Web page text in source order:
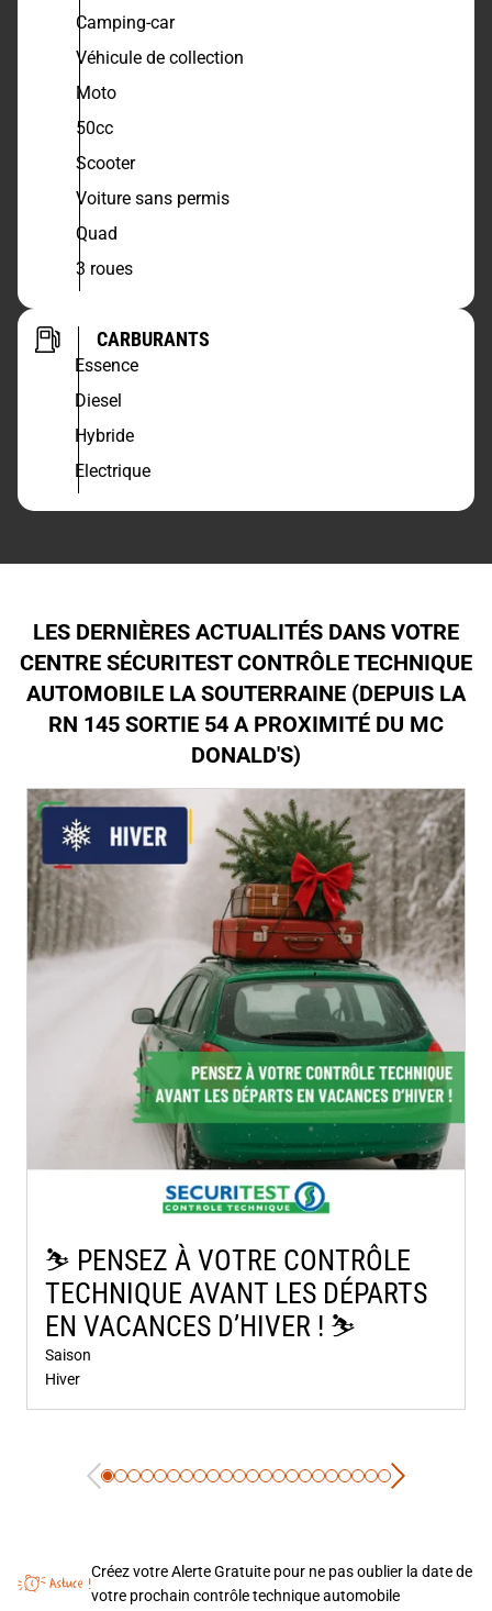
Camping-car
Véhicule de collection
Moto
50cc
Scooter
Voiture sans permis
Quad
3 roues
CARBURANTS
Essence
Diesel
Hybride
Electrique
LES DERNIÈRES ACTUALITÉS DANS VOTRE
CENTRE SÉCURITEST CONTRÔLE TECHNIQUE
AUTOMOBILE LA SOUTERRAINE (DEPUIS LA
RN 145 SORTIE 54 A PROXIMITÉ DU MC
DONALD'S)
⛷️​ PENSEZ À VOTRE CONTRÔLE
TECHNIQUE AVANT LES DÉPARTS
EN VACANCES D’HIVER ! ⛷️​
Saison
Hiver
Créez votre Alerte Gratuite pour ne pas oublier la date de
votre prochain contrôle technique automobile